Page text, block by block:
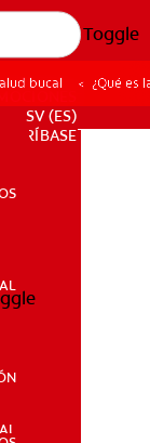
Toggle
SALUD BUCAL
SV (ES)
bucal ¿Qué es